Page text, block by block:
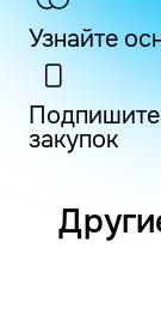
Узнайте
закупок